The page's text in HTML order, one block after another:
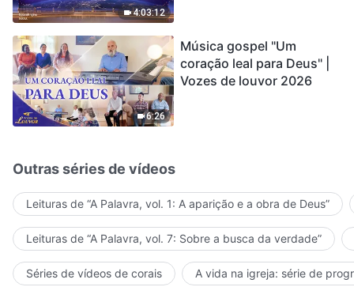
4:03:12
6:26
Música gospel "Um
coração leal para Deus" |
Vozes de louvor 2026
Outras séries de vídeos
Leituras de “A Palavra, vol. 1: A aparição e a obra de Deus”
Leituras de “A Palavra, vol. 7: Sobre a busca da verdade”
Séries de vídeos de corais A vida na igreja: série de